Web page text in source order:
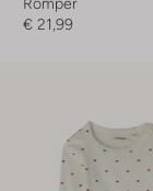
€ 21,99